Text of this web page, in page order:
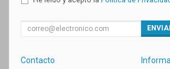
Contacto